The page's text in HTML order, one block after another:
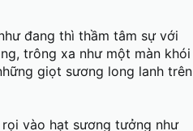
đang thì thầm tâm sự với
trông xa như một màn khói
giọt sương long lanh trên
vào hạt sương tưởng như